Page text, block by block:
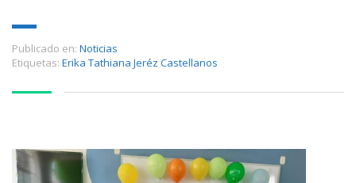
Publicado en: Noticias
Etiquetas: Erika Tathiana Jeréz Castellanos